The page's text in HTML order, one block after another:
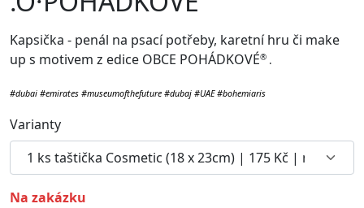
Kapsička - penál na psací potřeby, karetní hru či make
up s motivem z edice OBCE POHÁDKOVÉ® .
#dubai #emirates #museumofthefuture #dubaj #UAE #bohemiaris
Varianty
na zakázku